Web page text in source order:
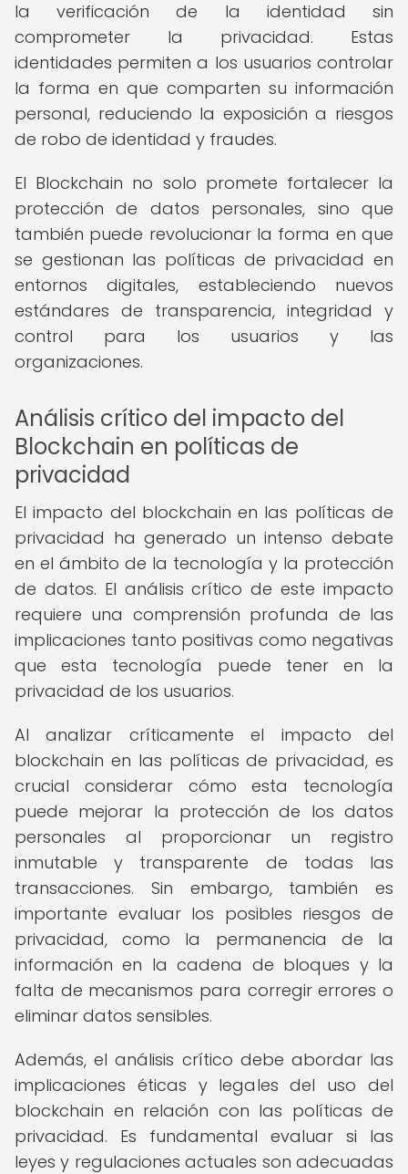
la verificación de la identidad sin
comprometer la privacidad. Estas
identidades permiten a los usuarios controlar
la forma en que comparten su información
personal, reduciendo la exposición a riesgos
de robo de identidad y fraudes.
El Blockchain no solo promete fortalecer la
protección de datos personales, sino que
también puede revolucionar la forma en que
se gestionan las políticas de privacidad en
entornos digitales, estableciendo nuevos
estándares de transparencia, integridad y
control para los usuarios y las
organizaciones.
Análisis crítico del impacto del
Blockchain en políticas de
privacidad
El impacto del blockchain en las políticas de
privacidad ha generado un intenso debate
en el ámbito de la tecnología y la protección
de datos. El análisis crítico de este impacto
requiere una comprensión profunda de las
implicaciones tanto positivas como negativas
que esta tecnología puede tener en la
privacidad de los usuarios.
Al analizar críticamente el impacto del
blockchain en las políticas de privacidad, es
crucial considerar cómo esta tecnología
puede mejorar la protección de los datos
personales al proporcionar un registro
inmutable y transparente de todas las
transacciones. Sin embargo, también es
importante evaluar los posibles riesgos de
privacidad, como la permanencia de la
información en la cadena de bloques y la
falta de mecanismos para corregir errores o
eliminar datos sensibles.
Además, el análisis crítico debe abordar las
implicaciones éticas y legales del uso del
blockchain en relación con las políticas de
privacidad. Es fundamental evaluar si las
leyes y regulaciones actuales son adecuadas